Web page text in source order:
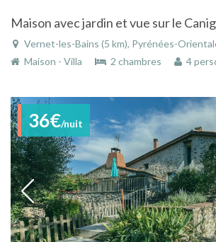
Vernet-les-Bains (5 km), Pyrénées-Orientales, Languedoc-
Maison - Villa
2 chambres 4
36€/nuit